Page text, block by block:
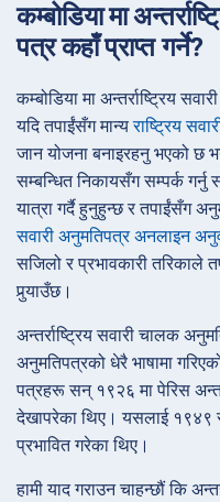
कम्बोडिया मा
पत्र कहाँ प्राप्त गर्ने?
कम्बोडिया मा अन्तर्राष्ट्रिय
यदि तपाईंसँग मान्यराष्ट्रिय
जान योजना बनाइरहनु भएको छ
सम्बन्धित निकायसँग सम्पर्क गर्नु
यात्रा गर्दै हुनुहुन्छ र तपाईंसँग
सवारी अनुमतिपत्र अनलाइन
सजिलो र प्रभावकारी तरिकाले
पुर्‍याउँछ।
अन्तर्राष्ट्रिय सवारी चालक
अनुमतिपत्रको धेरै भाषामा
पत्रहरू सन् १९२६ मा पेरिस
देखापरेका थिए। यसलाई
प्रभावित गरेका थिए।
हामी याद गराउन चाहन्छौं कि